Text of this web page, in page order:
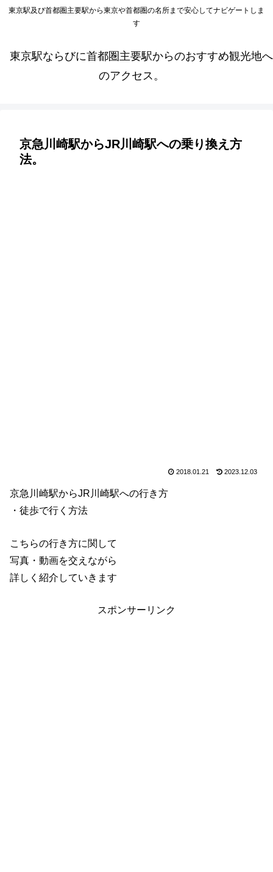
東京駅及び首都圏主要駅から東京や首都圏の名所まで安心してナビゲートしま
す
東京駅ならびに首都圏主要駅からのおすすめ観光地へ
のアクセス。
京急川崎駅からJR川崎駅への乗り換え方
法。
2018.01.21 2023.12.03
京急川崎駅からJR川崎駅への行き方
・徒歩で行く方法
こちらの行き方に関して
写真・動画を交えながら
詳しく紹介していきます
スポンサーリンク